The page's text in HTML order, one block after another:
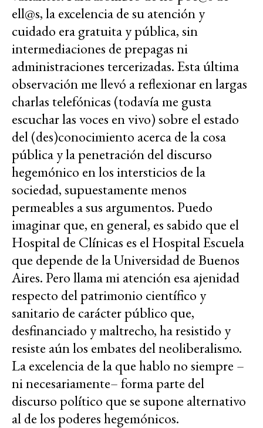
ell@s, la excelencia de su atención y
cuidado era gratuita y pública, sin
intermediaciones de prepagas ni
administraciones tercerizadas. Esta última
observación me llevó a reflexionar en largas
charlas telefónicas (todavía me gusta
escuchar las voces en vivo) sobre el estado
del (des)conocimiento acerca de la cosa
pública y la penetración del discurso
hegemónico en los intersticios de la
sociedad, supuestamente menos
permeables a sus argumentos. Puedo
imaginar que, en general, es sabido que el
Hospital de Clínicas es el Hospital Escuela
que depende de la Universidad de Buenos
Aires. Pero llama mi atención esa ajenidad
respecto del patrimonio científico y
sanitario de carácter público que,
desfinanciado y maltrecho, ha resistido y
resiste aún los embates del neoliberalismo.
La excelencia de la que hablo no siempre –
ni necesariamente– forma parte del
discurso político que se supone alternativo
al de los poderes hegemónicos.